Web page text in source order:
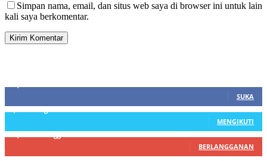
Simpan nama, email, dan situs web saya di browser ini untuk lain
kali saya berkomentar.
SUKA
MENGIKUTI
BERLANGGANAN